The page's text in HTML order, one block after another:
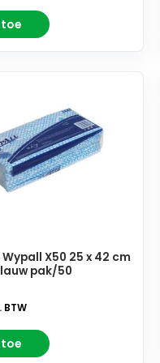
X50 25 x 42 cm
pak/50
BTW